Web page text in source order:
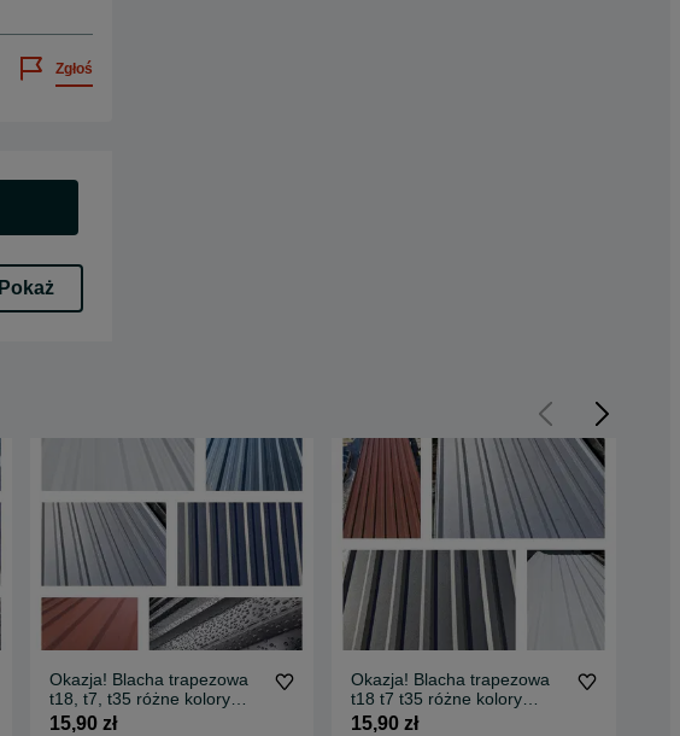
Zgłoś
Pokaż
Okazja! Blacha trapezowa
t18, t7, t35 różne kolory
SZYBKA DOSTAWA
15,90 zł
Okazja! Blacha trapezowa
t18 t7 t35 różne kolory
SZYBKA DOSTAWA
15,90 zł